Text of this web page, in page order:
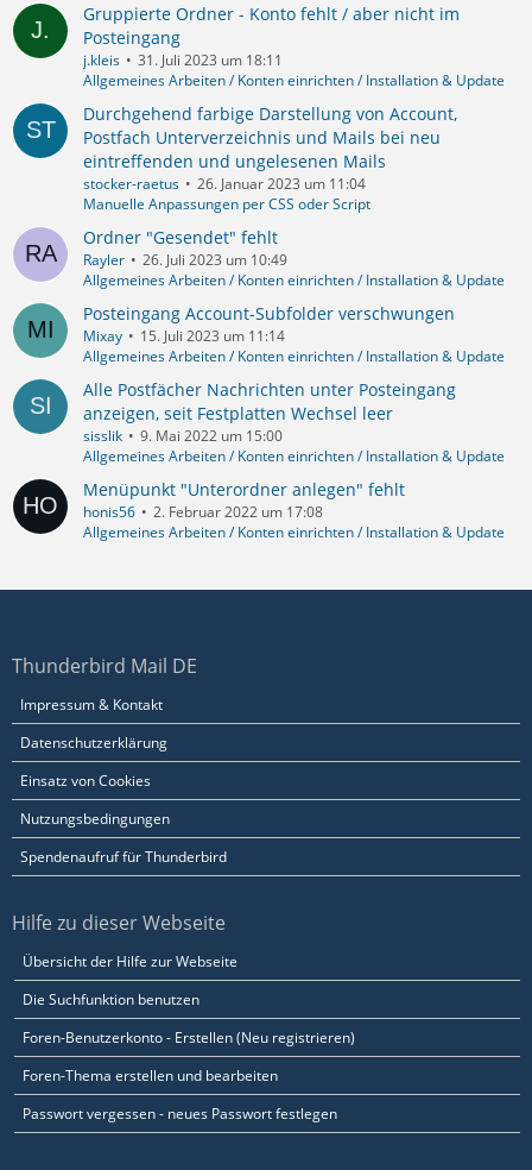
Gruppierte Ordner - Konto fehlt / aber nicht im
Posteingang
j.kleis
31. Juli 2023 um 18:11
Allgemeines Arbeiten / Konten einrichten / Installation & Update
Durchgehend farbige Darstellung von Account,
Postfach Unterverzeichnis und Mails bei neu
eintreffenden und ungelesenen Mails
stocker-raetus
26. Januar 2023 um 11:04
Manuelle Anpassungen per CSS oder Script
Ordner "Gesendet" fehlt
Rayler
26. Juli 2023 um 10:49
Allgemeines Arbeiten / Konten einrichten / Installation & Update
Posteingang Account-Subfolder verschwungen
Mixay
15. Juli 2023 um 11:14
Allgemeines Arbeiten / Konten einrichten / Installation & Update
Alle Postfächer Nachrichten unter Posteingang
anzeigen, seit Festplatten Wechsel leer
sisslik
9. Mai 2022 um 15:00
Allgemeines Arbeiten / Konten einrichten / Installation & Update
Menüpunkt "Unterordner anlegen" fehlt
honis56
2. Februar 2022 um 17:08
Allgemeines Arbeiten / Konten einrichten / Installation & Update
Thunderbird Mail DE
Impressum & Kontakt
Datenschutzerklärung
Einsatz von Cookies
Nutzungsbedingungen
Spendenaufruf für Thunderbird
Hilfe zu dieser Webseite
Übersicht der Hilfe zur Webseite
Die Suchfunktion benutzen
Foren-Benutzerkonto - Erstellen (Neu registrieren)
Foren-Thema erstellen und bearbeiten
Passwort vergessen - neues Passwort festlegen